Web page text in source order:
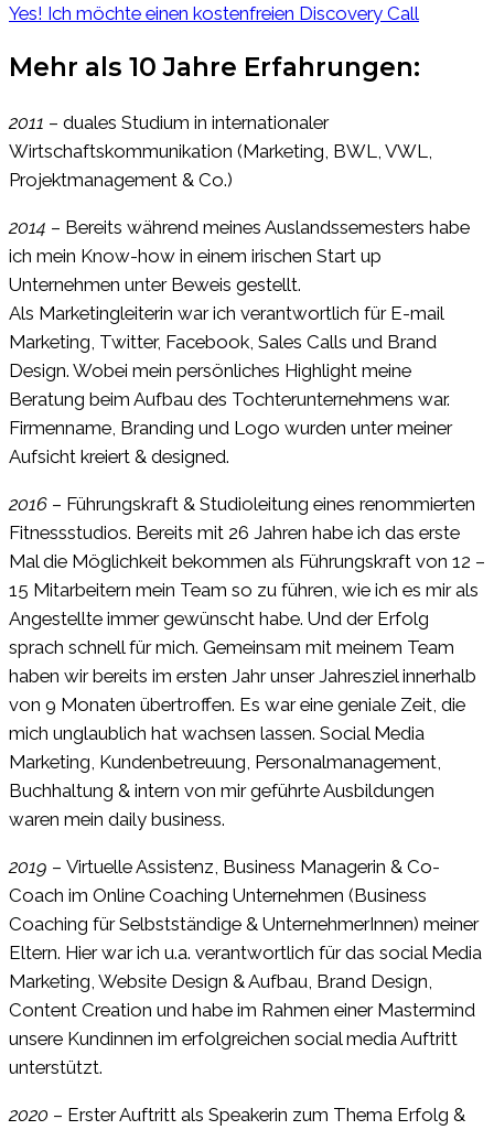
Yes! Ich möchte einen kostenfreien Discovery Call
Mehr als 10 Jahre Erfahrungen:
2011 – duales Studium in internationaler
Wirtschaftskommunikation (Marketing, BWL, VWL,
Projektmanagement & Co.)
2014 – Bereits während meines Auslandssemesters habe
ich mein Know-how in einem irischen Start up
Unternehmen unter Beweis gestellt.
Als Marketingleiterin war ich verantwortlich für E-mail
Marketing, Twitter, Facebook, Sales Calls und Brand
Design. Wobei mein persönliches Highlight meine
Beratung beim Aufbau des Tochterunternehmens war.
Firmenname, Branding und Logo wurden unter meiner
Aufsicht kreiert & designed.
2016 – Führungskraft & Studioleitung eines renommierten
Fitnessstudios. Bereits mit 26 Jahren habe ich das erste
Mal die Möglichkeit bekommen als Führungskraft von 12 –
15 Mitarbeitern mein Team so zu führen, wie ich es mir als
Angestellte immer gewünscht habe. Und der Erfolg
sprach schnell für mich. Gemeinsam mit meinem Team
haben wir bereits im ersten Jahr unser Jahresziel innerhalb
von 9 Monaten übertroffen. Es war eine geniale Zeit, die
mich unglaublich hat wachsen lassen. Social Media
Marketing, Kundenbetreuung, Personalmanagement,
Buchhaltung & intern von mir geführte Ausbildungen
waren mein daily business.
2019 – Virtuelle Assistenz, Business Managerin & Co-
Coach im Online Coaching Unternehmen (Business
Coaching für Selbstständige & UnternehmerInnen) meiner
Eltern. Hier war ich u.a. verantwortlich für das social Media
Marketing, Website Design & Aufbau, Brand Design,
Content Creation und habe im Rahmen einer Mastermind
unsere Kundinnen im erfolgreichen social media Auftritt
unterstützt.
2020 – Erster Auftritt als Speakerin zum Thema Erfolg &